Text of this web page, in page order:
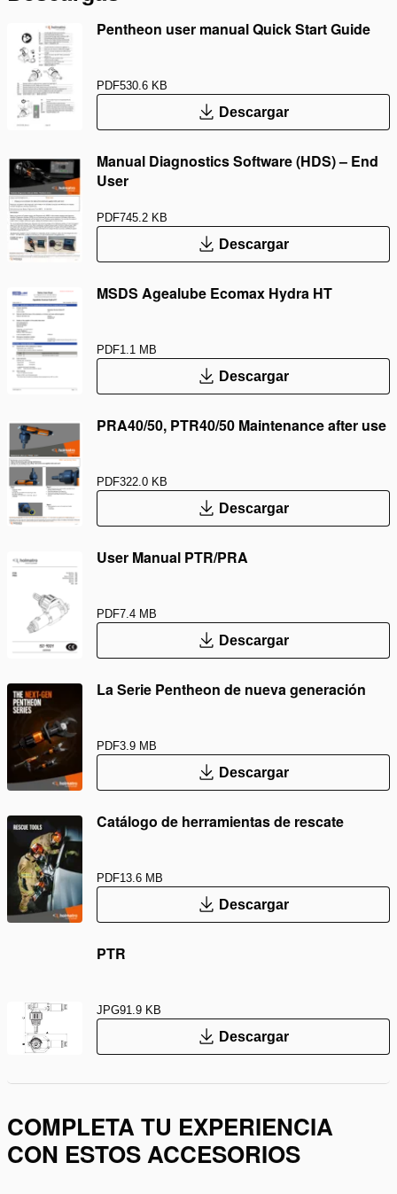
Pentheon user manual Quick Start Guide
PDF530.6 KB
Descargar
Manual Diagnostics Software (HDS) – End
User
PDF745.2 KB
Descargar
MSDS Agealube Ecomax Hydra HT
PDF1.1 MB
Descargar
PRA40/50, PTR40/50 Maintenance after use
PDF322.0 KB
Descargar
User Manual PTR/PRA
PDF7.4 MB
Descargar
La Serie Pentheon de nueva generación
PDF3.9 MB
Descargar
Catálogo de herramientas de rescate
PDF13.6 MB
Descargar
PTR
JPG91.9 KB
Descargar
COMPLETA TU EXPERIENCIA
CON ESTOS ACCESORIOS